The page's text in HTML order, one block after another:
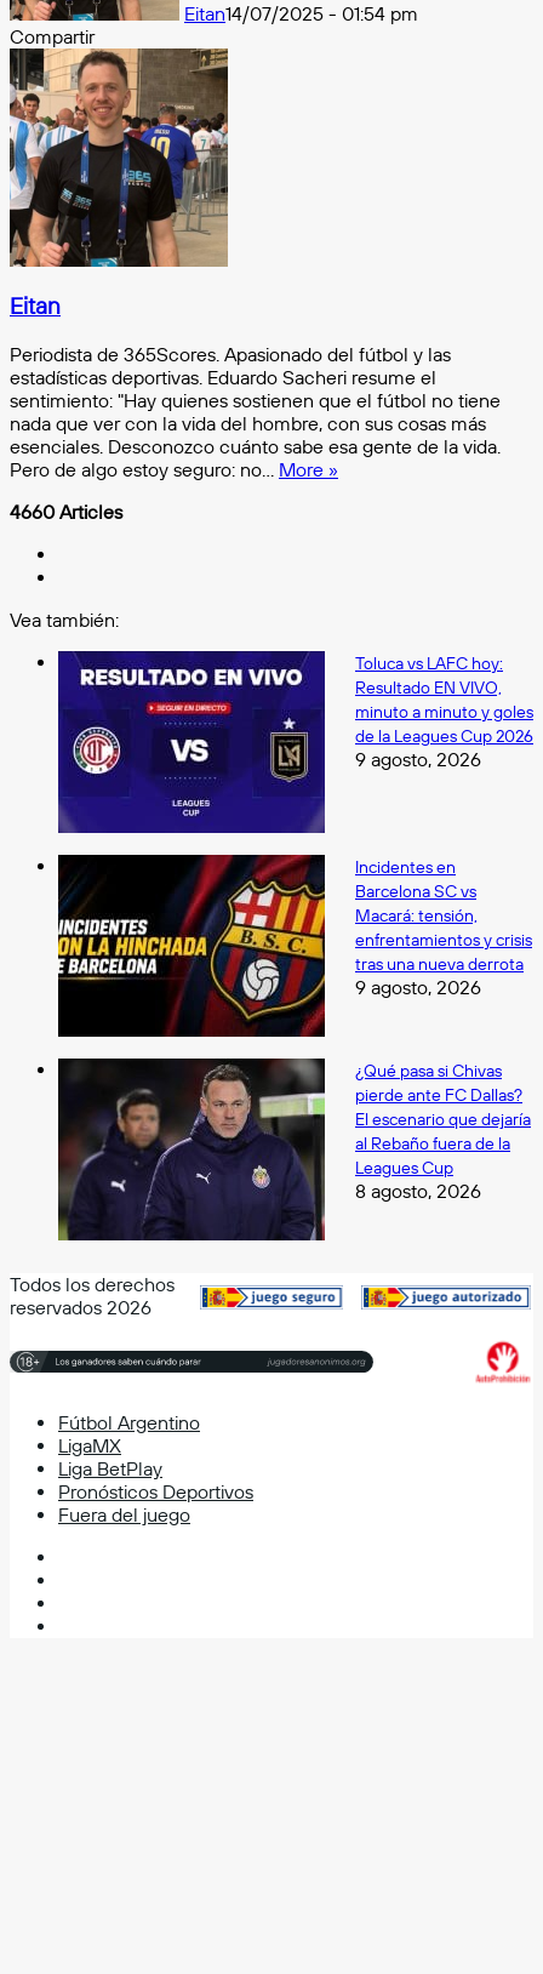
Eitan14/07/2025 - 01:54 pm
Compartir
Facebook
X
Messenger
Messenger
WhatsApp
Telegram
Compartir
por
e-
mail
Eitan
Periodista de 365Scores. Apasionado del fútbol y las
estadísticas deportivas. Eduardo Sacheri resume el
sentimiento: "Hay quienes sostienen que el fútbol no tiene
nada que ver con la vida del hombre, con sus cosas más
esenciales. Desconozco cuánto sabe esa gente de la vida.
Pero de algo estoy seguro: no… More »
4660 Articles
Vea también:
Toluca vs LAFC hoy:
Resultado EN VIVO,
minuto a minuto y goles
de la Leagues Cup 2026
9 agosto, 2026
Incidentes en
Barcelona SC vs
Macará: tensión,
enfrentamientos y crisis
tras una nueva derrota
9 agosto, 2026
¿Qué pasa si Chivas
pierde ante FC Dallas?
El escenario que dejaría
al Rebaño fuera de la
Leagues Cup
8 agosto, 2026
Todos los derechos
reservados 2026
Fútbol Argentino
LigaMX
Liga BetPlay
Pronósticos Deportivos
Fuera del juego